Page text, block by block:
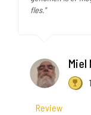
fles."
Miel
Review